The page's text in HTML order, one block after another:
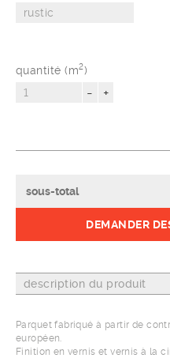
quantité (m2)
- +
sous-total
DEMANDER
description du produit
Parquet fabriqué à partir de
européen.
Finition en vernis et vernis à la